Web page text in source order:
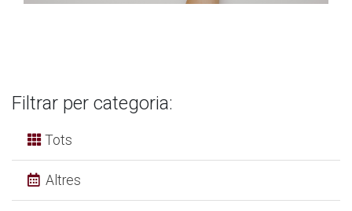
Filtrar per categoria:
Tots
Altres